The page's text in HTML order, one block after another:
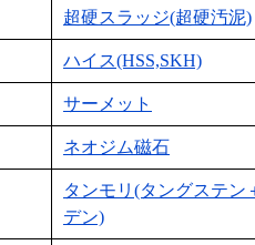
超硬スラッジ(超硬汚泥)
ハイス(HSS,SKH)
サーメット
ネオジム磁石
タンモリ(タングステン
デン)